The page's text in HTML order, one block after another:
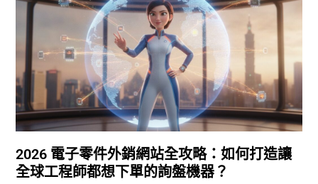
2026 電子零件外銷網站全攻略：如何打造讓
全球工程師都想下單的詢盤機器？